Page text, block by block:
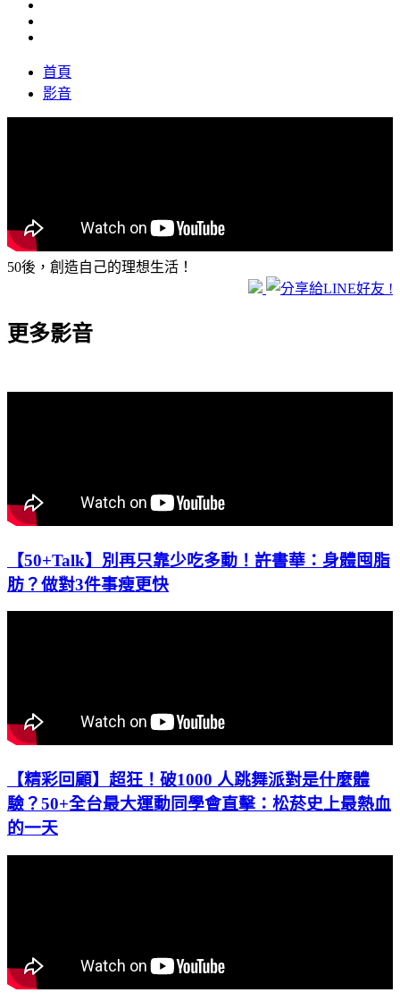
首頁
影音
50後，創造自己的理想生活！
更多影音
【50+Talk】別再只靠少吃多動！許書華：身體囤脂
肪？做對3件事瘦更快
【精彩回顧】超狂！破1000 人跳舞派對是什麼體
驗？50+全台最大運動同學會直擊：松菸史上最熱血
的一天